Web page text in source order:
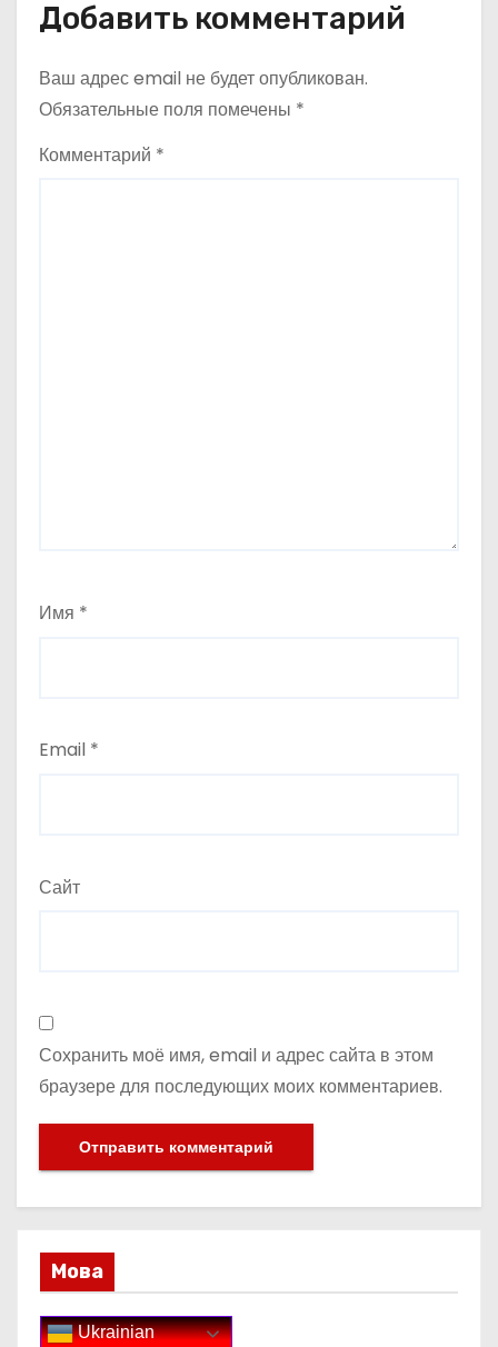
Добавить комментарий
Ваш адрес email не будет опубликован.
Обязательные поля помечены *
Комментарий *
Имя *
Email *
Сайт
Сохранить моё имя, email и адрес сайта в этом
браузере для последующих моих комментариев.
Мова
Ukrainian